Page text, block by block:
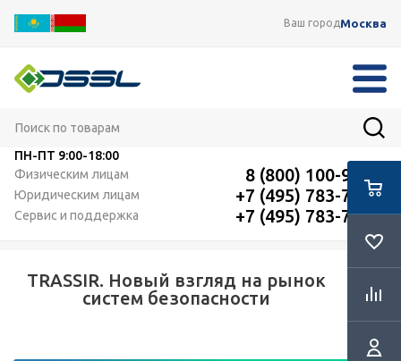
Ваш городМосква
ПН-ПТ 9:00-18:00
Физическим лицам
8 (800) 100-91-12
Юридическим лицам +7 (495) 783-72-87
Сервис и поддержка +7 (495) 783-72-87
TRASSIR. Новый взгляд на рынок
систем безопасности